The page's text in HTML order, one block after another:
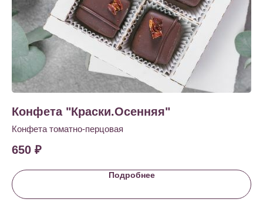
Конфета "Краски.Осенняя"
Конфета томатно-перцовая
650 ₽
Подробнее